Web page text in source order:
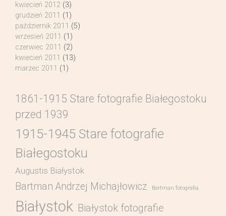
kwiecień 2012 (3)
grudzień 2011 (1)
październik 2011 (5)
wrzesień 2011 (1)
czerwiec 2011 (2)
kwiecień 2011 (13)
marzec 2011 (1)
1861-1915 Stare fotografie Białegostoku
przed 1939
1915-1945 Stare fotografie
Białegostoku
Augustis Białystok
Bartman Andrzej Michajłowicz Bartman fotografia
Białystok Białystok fotografie